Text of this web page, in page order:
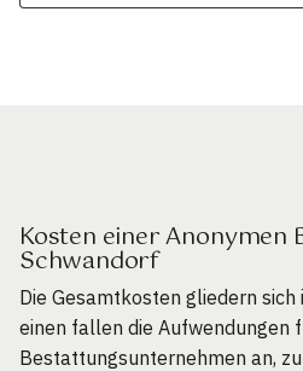
Kosten einer Anonymen
Schwandorf
Die Gesamtkosten gliedern sich
einen fallen die Aufwendungen
Bestattungsunternehmen an,